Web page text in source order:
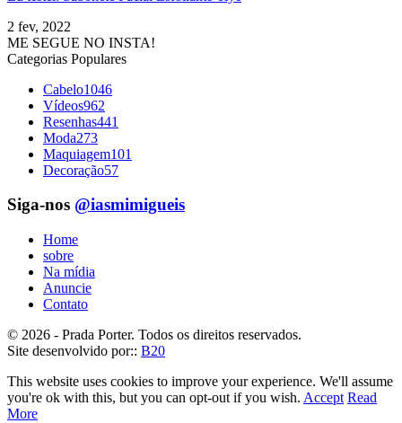
2 fev, 2022
ME SEGUE NO INSTA!
Categorias Populares
Cabelo1046
Vídeos962
Resenhas441
Moda273
Maquiagem101
Decoração57
Siga-nos @iasmimigueis
Home
sobre
Na mídia
Anuncie
Contato
© 2026 - Prada Porter. Todos os direitos reservados.
Site desenvolvido por:: B20
This website uses cookies to improve your experience. We'll assume
you're ok with this, but you can opt-out if you wish. Accept Read
More